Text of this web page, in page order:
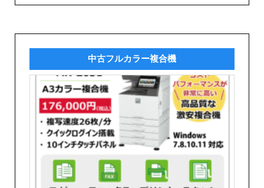
中古フルカラー複合機